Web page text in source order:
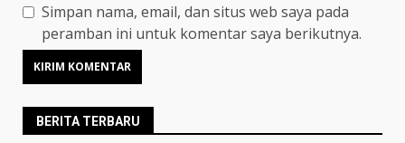
Simpan nama, email, dan situs web saya pada
peramban ini untuk komentar saya berikutnya.
BERITA TERBARU